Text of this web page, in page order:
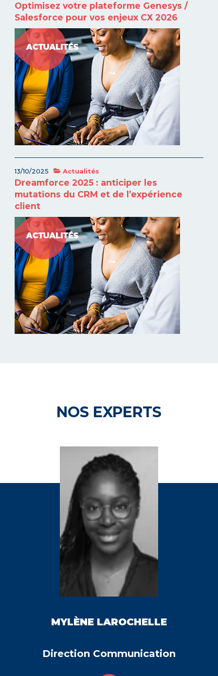
Optimisez votre plateforme Genesys /
Salesforce pour vos enjeux CX 2026
13/10/2025 Actualités
Dreamforce 2025 : anticiper les
mutations du CRM et de l’expérience
client
NOS EXPERTS
MYLÈNE LAROCHELLE
Direction Communication